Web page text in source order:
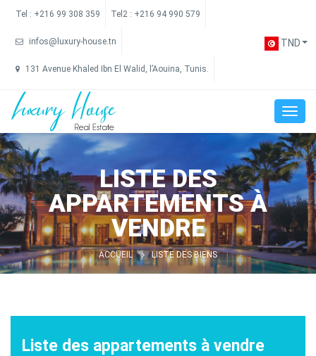
Tel : +216 99 308 359 Tel2 : +216 94 990 579
infos@luxury-house.tn
131 Avenue Khaled Ibn El Walid, l’Aouina, Tunis.
TND
LISTE DES
APPARTEMENTS À
VENDRE
ACCUEIL LISTE DES BIENS
Liste des appartements à vendre